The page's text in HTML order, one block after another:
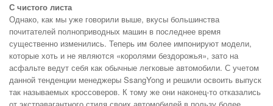
С чистого листа
Однако, как мы уже говорили выше, вкусы большинства
почитателей полноприводных машин в последнее время
существенно изменились. Теперь им более импонируют модели,
которые хоть и не являются «королями бездорожья», зато на
асфальте ведут себя как обычные легковые автомобили. С учетом
данной тенденции менеджеры SsangYong и решили освоить выпуск
так называемых кроссоверов. К тому же они наконец-то отказались